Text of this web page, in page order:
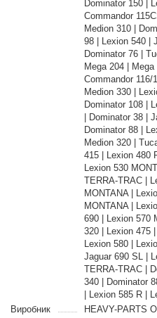
Dominator 150 |
Commandor
Medion 310 |
98 | Lexion 540 |
Dominator 76 |
Mega 204 | Mega
Commandor 116/
Medion 330 |
Dominator 108 |
| Dominator 38 |
Dominator 88 |
Medion 320 |
415 | Lexion 480
Lexion 530
TERRA-TRAC |
MONTANA |
MONTANA |
690 | Lexion 570
320 | Lexion 475
Lexion 580 |
Jaguar 690 SL |
TERRA-TRAC |
340 | Dominator
| Lexion 585 R |
Виробник
HEAVY-PARTS